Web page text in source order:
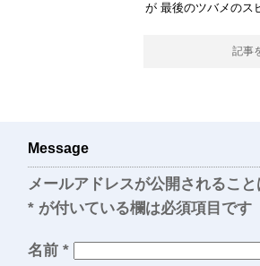
が 最後のツバメのス
記事
Message
メールアドレスが公開されること
* が付いている欄は必須項目です
名前 *